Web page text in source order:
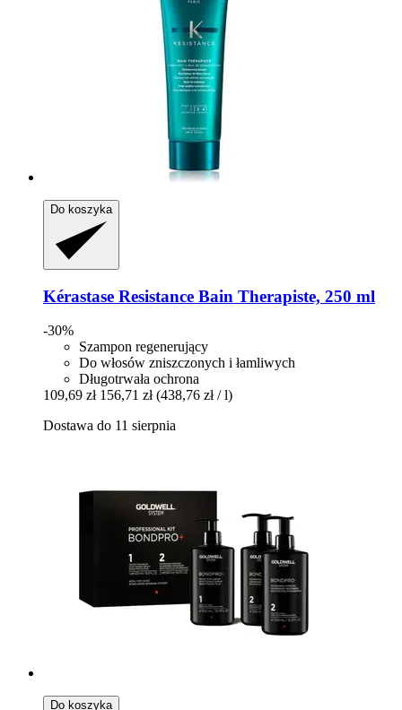
Do koszyka
Kérastase Resistance Bain Therapiste, 250 ml
-30%
Szampon regenerujący
Do włosów zniszczonych i łamliwych
Długotrwała ochrona
109,69 zł 156,71 zł (438,76 zł / l)
Dostawa do 11 sierpnia
Do koszyka